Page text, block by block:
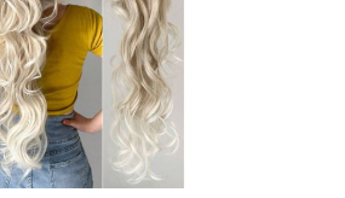
DO KOSZYKA